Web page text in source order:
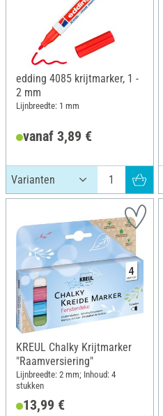
edding 4085 krijtmarker, 1 -
2 mm
Lijnbreedte: 1 mm
vanaf 3,89 €
KREUL Chalky Krijtmarker
"Raamversiering"
Lijnbreedte: 2 mm; Inhoud: 4
stukken
13,99 €